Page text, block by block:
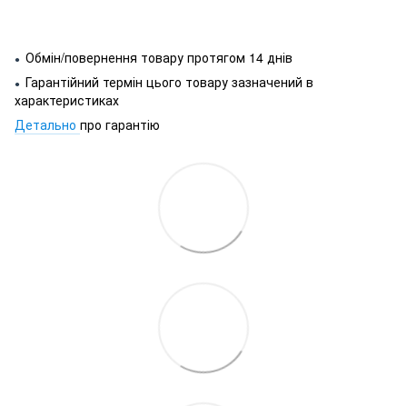
● Обмін/повернення товару протягом 14 днів
● Гарантійний термін цього товару зазначений в
характеристиках
Детально про гарантію